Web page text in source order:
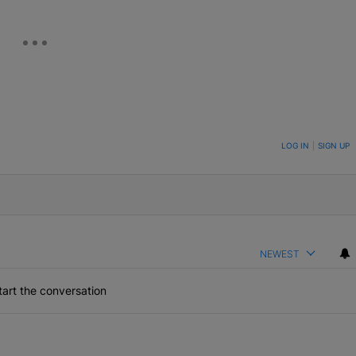
TO BE NOTIFIED WHEN NEW COMMENTS ARE POSTED LOG IN SIGN UP
NEWEST
the conversation